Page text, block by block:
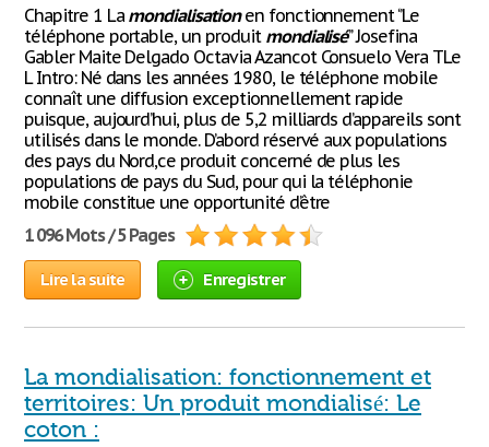
Chapitre 1 La mondialisationen fonctionnement ‘’Le
téléphone portable, un produit mondialisé’’ Josefina
Gabler Maite Delgado Octavia Azancot Consuelo Vera TLe
L Intro: Né dans les années 1980, le téléphone mobile
connaît une diffusion exceptionnellement rapide
puisque, aujourd’hui, plus de 5,2 milliards d’appareils sont
utilisés dans le monde. D’abord réservé aux populations
des pays du Nord,ce produit concerné de plus les
populations de pays du Sud, pour qui la téléphonie
mobile constitue une opportunité d’être
1 096 Mots / 5 Pages
Lire la suite Enregistrer
La mondialisation: fonctionnement et
territoires: Un produit mondialisé: Le
coton :